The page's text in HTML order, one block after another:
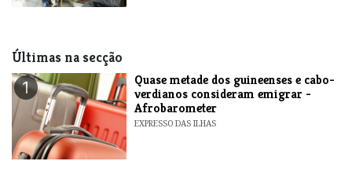
Últimas na secção
1
Quase metade dos guineenses e cabo-
verdianos consideram emigrar -
Afrobarometer
EXPRESSO DAS ILHAS